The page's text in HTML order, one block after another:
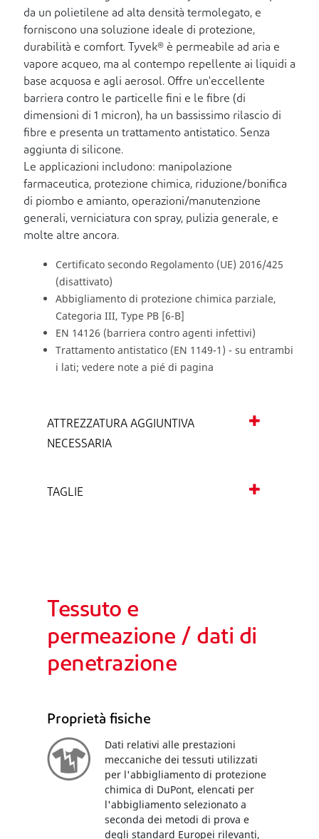
da un polietilene ad alta densità termolegato, e
forniscono una soluzione ideale di protezione,
durabilità e comfort. Tyvek® è permeabile ad aria e
vapore acqueo, ma al contempo repellente ai liquidi a
base acquosa e agli aerosol. Offre un'eccellente
barriera contro le particelle fini e le fibre (di
dimensioni di 1 micron), ha un bassissimo rilascio di
fibre e presenta un trattamento antistatico. Senza
aggiunta di silicone.
Le applicazioni includono: manipolazione
farmaceutica, protezione chimica, riduzione/bonifica
di piombo e amianto, operazioni/manutenzione
generali, verniciatura con spray, pulizia generale, e
molte altre ancora.
Certificato secondo Regolamento (UE) 2016/425
(disattivato)
Abbigliamento di protezione chimica parziale,
Categoria III, Type PB [6-B]
EN 14126 (barriera contro agenti infettivi)
Trattamento antistatico (EN 1149-1) - su entrambi
i lati; vedere note a pié di pagina
ATTREZZATURA AGGIUNTIVA
NECESSARIA
TAGLIE
Tessuto e
permeazione / dati di
penetrazione
Proprietà fisiche
Dati relativi alle prestazioni
meccaniche dei tessuti utilizzati
per l'abbigliamento di protezione
chimica di DuPont, elencati per
l'abbigliamento selezionato a
seconda dei metodi di prova e
degli standard Europei rilevanti,